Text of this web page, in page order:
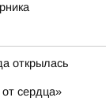
открылась
сердца»